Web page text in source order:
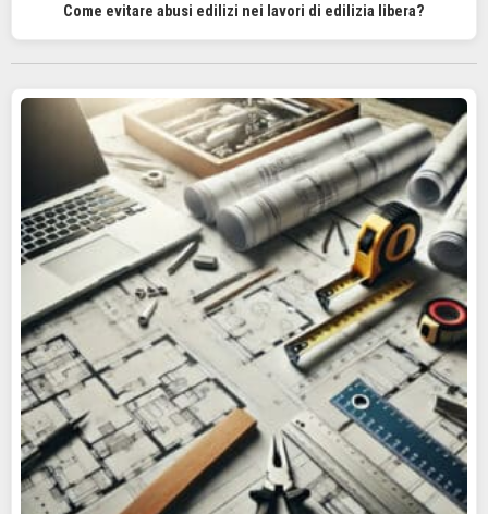
Come evitare abusi edilizi nei lavori di edilizia libera?